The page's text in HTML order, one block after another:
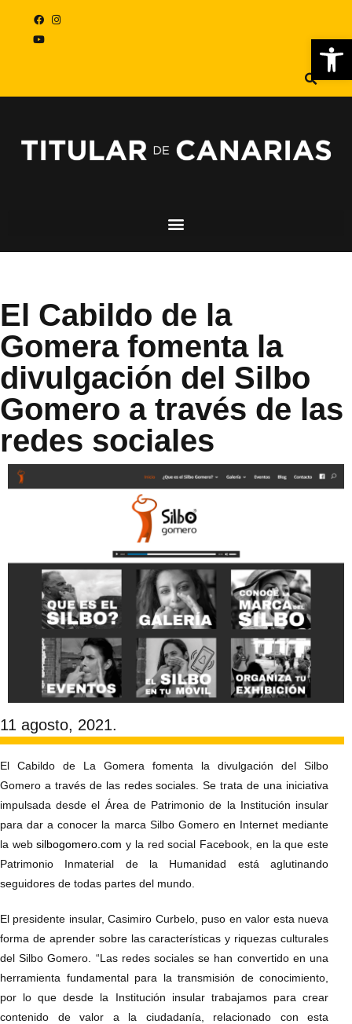
El Cabildo de la
Gomera fomenta la
divulgación del Silbo
Gomero a través de las
redes sociales
11 agosto, 2021.
El Cabildo de La Gomera fomenta la divulgación del Silbo
Gomero a través de las redes sociales. Se trata de una iniciativa
impulsada desde el Área de Patrimonio de la Institución insular
para dar a conocer la marca Silbo Gomero en Internet mediante
la websilbogomero.com y la red social Facebook, en la que este
Patrimonio Inmaterial de la Humanidad está aglutinando
seguidores de todas partes del mundo.
El presidente insular, Casimiro Curbelo, puso en valor esta nueva
forma de aprender sobre las características y riquezas culturales
del Silbo Gomero. “Las redes sociales se han convertido en una
herramienta fundamental para la transmisión de conocimiento,
por lo que desde la Institución insular trabajamos para crear
contenido de valor a la ciudadanía, relacionado con esta